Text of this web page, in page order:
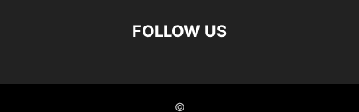
FOLLOW US
©